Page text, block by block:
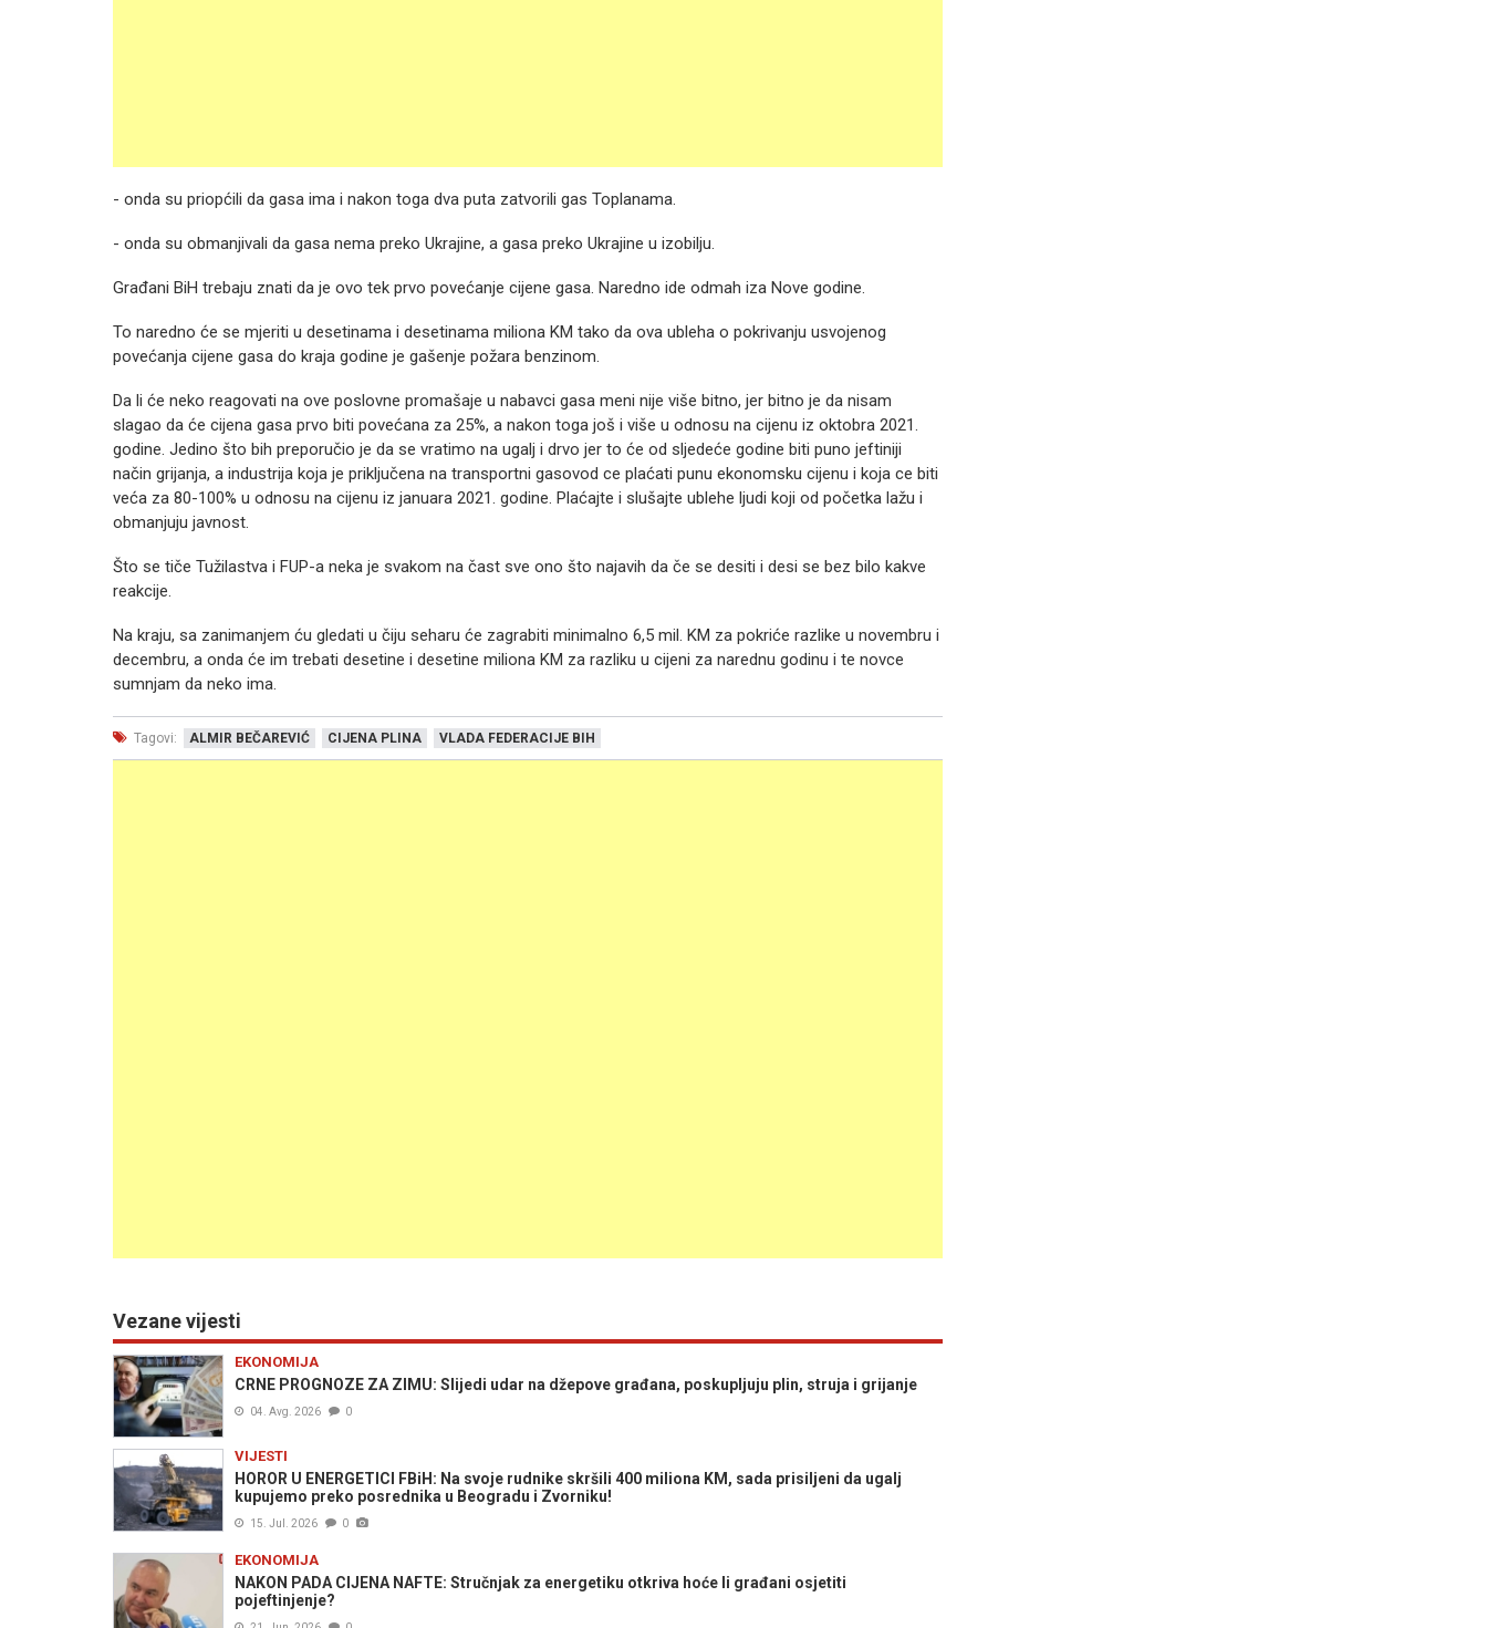
- onda su priopćili da gasa ima i nakon toga dva puta zatvorili gas Toplanama.
- onda su obmanjivali da gasa nema preko Ukrajine, a gasa preko Ukrajine u izobilju.
Građani BiH trebaju znati da je ovo tek prvo povećanje cijene gasa. Naredno ide odmah iza Nove godine.
To naredno će se mjeriti u desetinama i desetinama miliona KM tako da ova ubleha o pokrivanju usvojenog
povećanja cijene gasa do kraja godine je gašenje požara benzinom.
Da li će neko reagovati na ove poslovne promašaje u nabavci gasa meni nije više bitno, jer bitno je da nisam
slagao da će cijena gasa prvo biti povećana za 25%, a nakon toga još i više u odnosu na cijenu iz oktobra 2021.
godine. Jedino što bih preporučio je da se vratimo na ugalj i drvo jer to će od sljedeće godine biti puno jeftiniji
način grijanja, a industrija koja je priključena na transportni gasovod ce plaćati punu ekonomsku cijenu i koja ce biti
veća za 80-100% u odnosu na cijenu iz januara 2021. godine. Plaćajte i slušajte ublehe ljudi koji od početka lažu i
obmanjuju javnost.
Što se tiče Tužilastva i FUP-a neka je svakom na čast sve ono što najavih da če se desiti i desi se bez bilo kakve
reakcije.
Na kraju, sa zanimanjem ću gledati u čiju seharu će zagrabiti minimalno 6,5 mil. KM za pokriće razlike u novembru i
decembru, a onda će im trebati desetine i desetine miliona KM za razliku u cijeni za narednu godinu i te novce
sumnjam da neko ima.
Tagovi: ALMIR BEČAREVIĆ CIJENA PLINA VLADA FEDERACIJE BIH
Vezane vijesti
EKONOMIJA
CRNE PROGNOZE ZA ZIMU: Slijedi udar na džepove građana, poskupljuju plin, struja i grijanje
04. Avg. 2026 0
VIJESTI
HOROR U ENERGETICI FBiH: Na svoje rudnike skršili 400 miliona KM, sada prisiljeni da ugalj
kupujemo preko posrednika u Beogradu i Zvorniku!
15. Jul. 2026 0
EKONOMIJA
NAKON PADA CIJENA NAFTE: Stručnjak za energetiku otkriva hoće li građani osjetiti
pojeftinjenje?